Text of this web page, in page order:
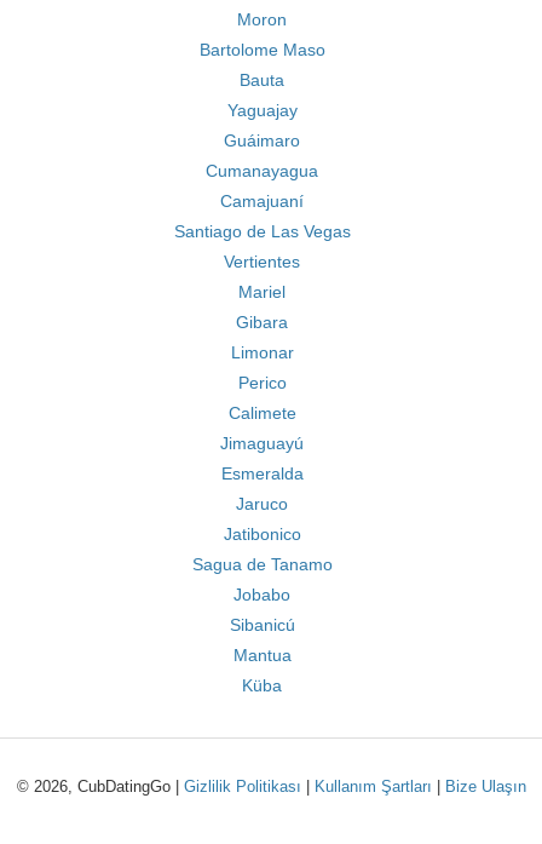
Moron
Bartolome Maso
Bauta
Yaguajay
Guáimaro
Cumanayagua
Camajuaní
Santiago de Las Vegas
Vertientes
Mariel
Gibara
Limonar
Perico
Calimete
Jimaguayú
Esmeralda
Jaruco
Jatibonico
Sagua de Tanamo
Jobabo
Sibanicú
Mantua
Küba
© 2026, CubDatingGo | Gizlilik Politikası Kullanım Şartları Bize Ulaşın